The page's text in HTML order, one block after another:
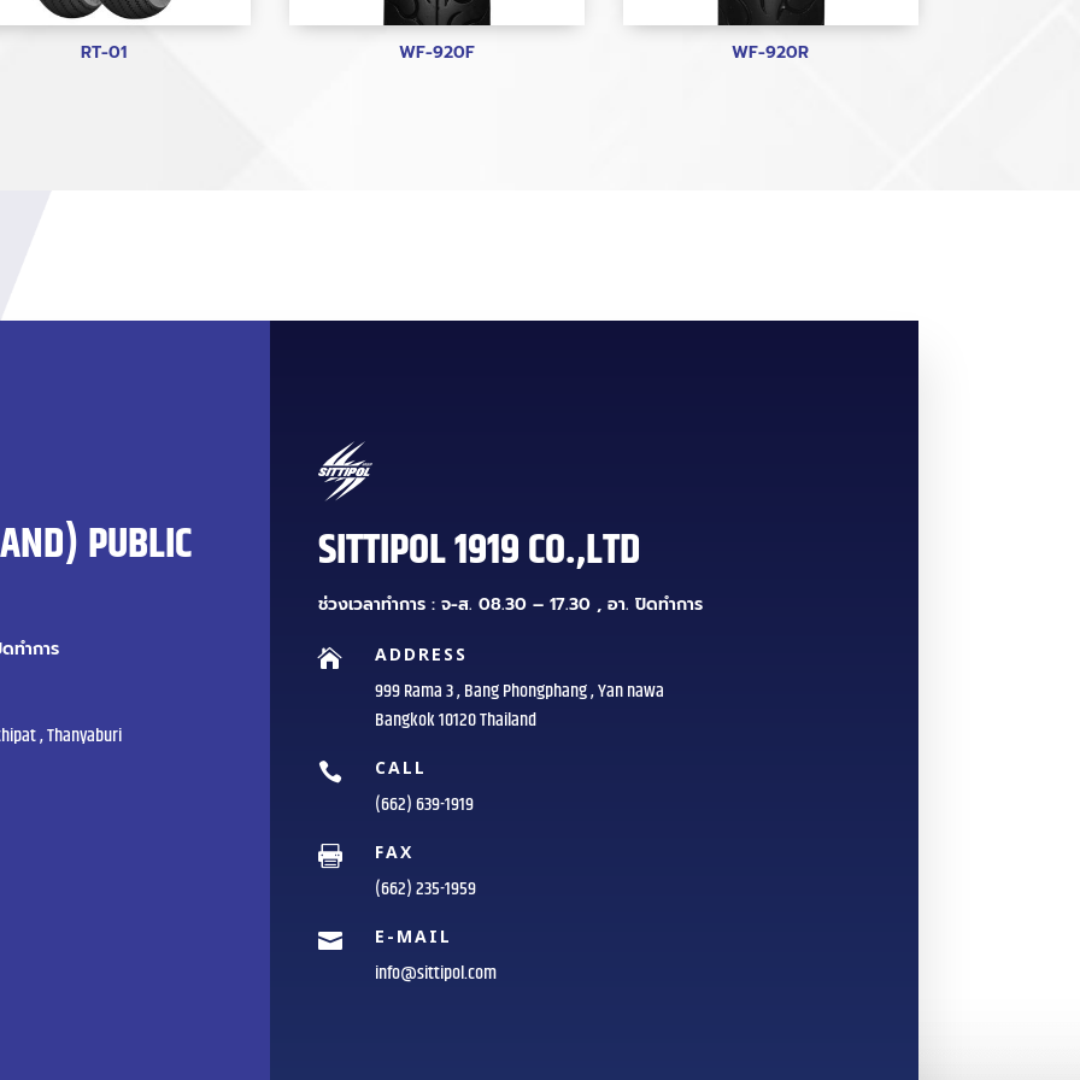
RT-01 WF-920F WF-920R
PUBLIC
ทำการ
, Thanyaburi
SITTIPOL 1919 CO.,LTD
ช่วงเวลาทำการ : จ-ส. 08.30 – 17.30 , อา. ปิดทำการ
 ADDRESS
999 Rama 3 , Bang Phongphang , Yan nawa
Bangkok 10120 Thailand
 CALL
(662) 639-1919
 FAX
(662) 235-1959
 E-MAIL
info@sittipol.com